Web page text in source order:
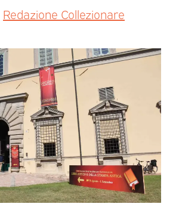
Redazione Collezionare